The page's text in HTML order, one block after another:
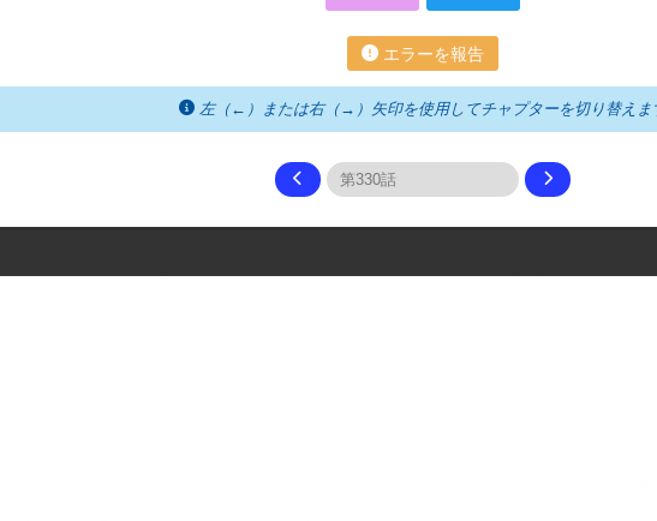
エラーを報告
左（←）または右（→）矢印を使用してチャプターを切り替えま